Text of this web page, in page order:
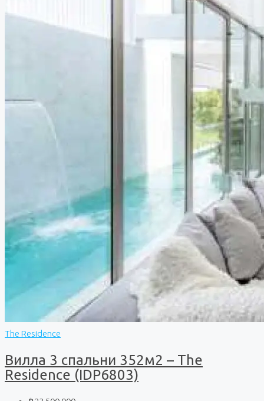
The Residence
Вилла 3 спальни 352м2 – The
Residence (IDP6803)